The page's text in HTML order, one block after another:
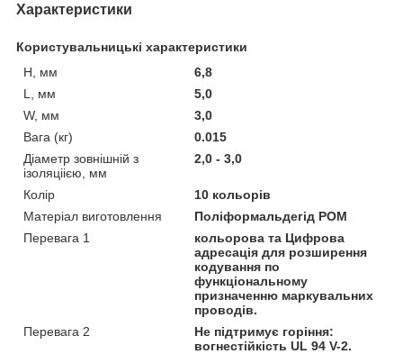
Характеристики
Користувальницькі характеристики
H, мм
6,8
L, мм
5,0
W, мм
3,0
Вага (кг)
0.015
Діаметр зовнішній з
ізоляціією, мм
2,0 - 3,0
Колір
10 кольорів
Матеріал виготовлення
Поліформальдегід POM
Перевага 1
кольорова та Цифрова
адресація для розширення
кодування по
функціональному
призначенню маркувальних
проводів.
Перевага 2
Не підтримує горіння:
вогнестійкість UL 94 V-2.